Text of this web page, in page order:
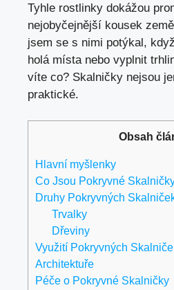
Tyhle rostlinky dokážou
nejobyčejnější kousek
jsem se s nimi potýkal,
holá místa nebo vyplnit
víte co? Skalničky nejsou
praktické.
Obsah
Hlavní myšlenky
Co Jsou Pokryvné
Druhy Pokryvných
Trvalky
Dřeviny
Využití Pokryvných
Architektuře
Péče o Pokryvné Skalničky